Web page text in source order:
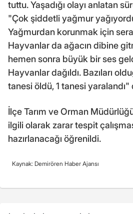
tuttu. Yaşadığı olayı anlatan
"Çok şiddetli yağmur
Yağmurdan korunmak için
Hayvanlar da ağacın dibine
hemen sonra büyük bir ses
Hayvanlar dağıldı. Bazıları
tanesi öldü, 1 tanesi yaralandı"
İlçe Tarım ve Orman
ilgili olarak zarar tespit
hazırlanacağı öğrenildi.
Kaynak: Demirören Haber Ajansı